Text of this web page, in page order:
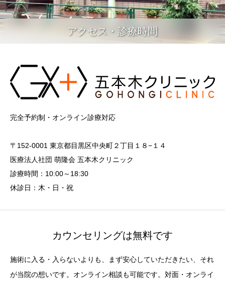
アクセス・診療時間
完全予約制・オンライン診療対応
〒152-0001 東京都目黒区中央町２丁目１８−１４
医療法人社団 萌隆会 五本木クリニック
診療時間：10:00～18:30
休診日：木・日・祝
カウンセリングは無料です
施術に入る・入らないよりも、まず安心していただきたい、それ
が当院の想いです。オンライン相談も可能です。対面・オンライ